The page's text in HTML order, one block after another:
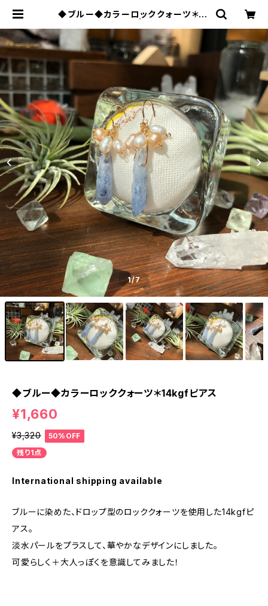
◆ブルー◆カラーロッククォーツ＊14
1/7
◆ブルー◆カラーロッククォーツ＊14kgfピアス
¥1,660
¥3,320
50%OFF
残り1点
International shipping available
ブルーに染めた、ドロップ型のロッククォーツを使用した14kgfピ
アス。
淡水パールをプラスして、華やかなデザインにしました。
可愛らしく＋大人っぽくを意識してみました！